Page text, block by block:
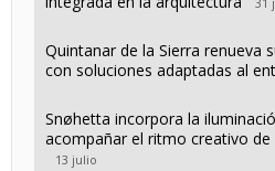
31
Quintanar de la Sierra renueva
con soluciones adaptadas al
Snøhetta incorpora la
acompañar el ritmo creativo
13 julio